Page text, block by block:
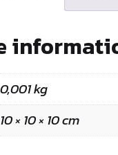
0,001 kg
10 × 10 × 10 cm